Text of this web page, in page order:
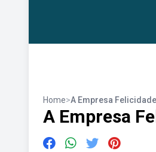
Home>A Empresa
A Empresa